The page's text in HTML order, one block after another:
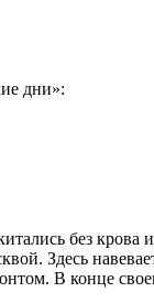
дни»:
без
Здесь
В конце